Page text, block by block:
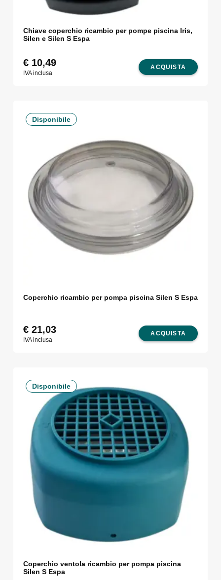
Chiave coperchio ricambio per pompe piscina Iris,
Silen e Silen S Espa
ACQUISTA
€10,49
IVA inclusa
Disponibile
Coperchio ricambio per pompa piscina Silen S Espa
ACQUISTA
€21,03
IVA inclusa
Disponibile
Coperchio ventola ricambio per pompa piscina
Silen S Espa